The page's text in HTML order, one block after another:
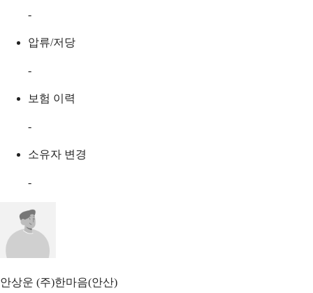
-
압류/저당
-
보험 이력
-
소유자 변경
-
안상운 (주)한마음(안산)